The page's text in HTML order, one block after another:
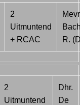
2
Uitmuntend
+ RCAC
R.
2
Uitmuntend
Dhr.
De